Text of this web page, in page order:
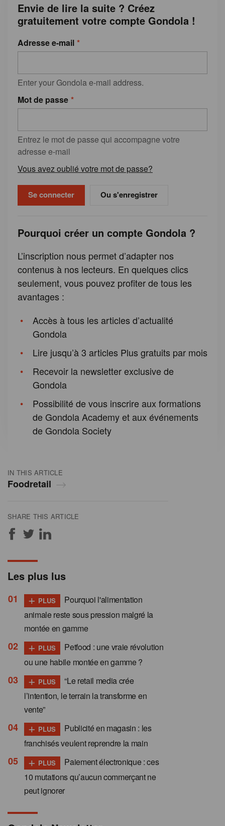
IN THIS ARTICLE
Foodretail
SHARE THIS ARTICLE
Envie de lire la suite ? Créez
gratuitement votre compte Gondola !
Adresse e-mail
Enter your Gondola e-mail address.
Mot de passe
Entrez le mot de passe qui accompagne votre
adresse e-mail
Vous avez oublié votre mot de passe?
Ou s'enregistrer
Pourquoi créer un compte Gondola ?
L’inscription nous permet d’adapter nos
contenus à nos lecteurs. En quelques clics
seulement, vous pouvez profiter de tous les
avantages :
Accès à tous les articles d’actualité
Gondola
Lire jusqu’à 3 articles Plus gratuits par mois
Recevoir la newsletter exclusive de
Gondola
Possibilité de vous inscrire aux formations
de Gondola Academy et aux événements
de Gondola Society
Les plus lus
+ PLUS
Pourquoi l'alimentation
animale reste sous pression malgré la
montée en gamme
+ PLUS
Petfood : une vraie révolution
ou une habile montée en gamme ?
+ PLUS
“Le retail media crée
l’intention, le terrain la transforme en
vente”
+ PLUS
Publicité en magasin : les
franchisés veulent reprendre la main
+ PLUS
Paiement électronique : ces
10 mutations qu’aucun commerçant ne
peut ignorer